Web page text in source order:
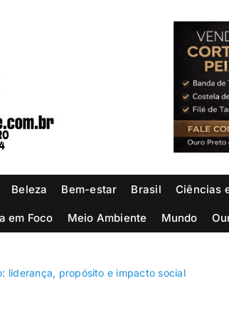
Beleza Bem-estar Brasil Ciências
em Foco Meio Ambiente Mundo
liderança, propósito e impacto social